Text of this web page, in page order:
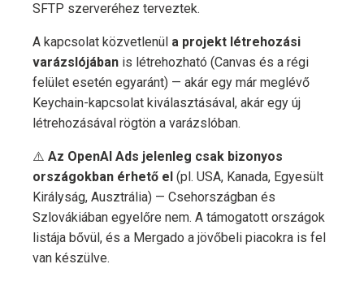
SFTP szerveréhez terveztek.
A kapcsolat közvetlenül a projekt létrehozási
varázslójában is létrehozható (Canvas és a régi
felület esetén egyaránt) — akár egy már meglévő
Keychain-kapcsolat kiválasztásával, akár egy új
létrehozásával rögtön a varázslóban.
⚠️ Az OpenAI Ads jelenleg csak bizonyos
országokban érhető el (pl. USA, Kanada, Egyesült
Királyság, Ausztrália) — Csehországban és
Szlovákiában egyelőre nem. A támogatott országok
listája bővül, és a Mergado a jövőbeli piacokra is fel
van készülve.